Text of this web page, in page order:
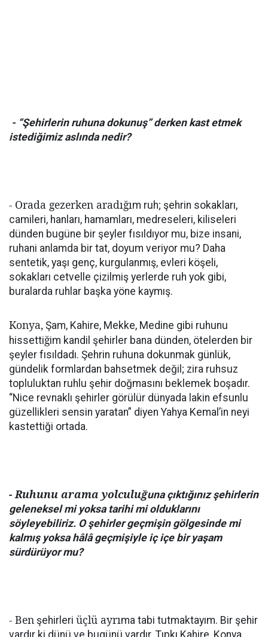
- “Şehirlerin ruhuna dokunuş” derken kast etmek
istediğimiz aslında nedir?
- Orada gezerken aradığım ruh; şehrin sokakları,
camileri, hanları, hamamları, medreseleri, kiliseleri
dünden bugüne bir şeyler fısıldıyor mu, bize insani,
ruhani anlamda bir tat, doyum veriyor mu? Daha
sentetik, yaşı genç, kurgulanmış, evleri köşeli,
sokakları cetvelle çizilmiş yerlerde ruh yok gibi,
buralarda ruhlar başka yöne kaymış.
Konya, Şam, Kahire, Mekke, Medine gibi ruhunu
hissettiğim kandil şehirler bana dünden, ötelerden bir
şeyler fısıldadı. Şehrin ruhuna dokunmak günlük,
gündelik formlardan bahsetmek değil; zira ruhsuz
topluluktan ruhlu şehir doğmasını beklemek boşadır.
“Nice revnaklı şehirler görülür dünyada lakin efsunlu
güzellikleri sensin yaratan” diyen Yahya Kemal’in neyi
kastettiği ortada.
- Ruhunu arama yolculuğuna çıktığınız şehirlerin
geleneksel mi yoksa tarihi mi olduklarını
söyleyebiliriz. O şehirler geçmişin gölgesinde mi
kalmış yoksa hâlâ geçmişiyle iç içe bir yaşam
sürdürüyor mu?
- Ben şehirleri üçlü ayrıma tabi tutmaktayım. Bir şehir
vardır ki dünü ve bugünü vardır. Tıpkı Kahire, Konya,